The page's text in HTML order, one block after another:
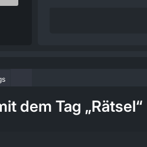
dem Tag „Rätsel“